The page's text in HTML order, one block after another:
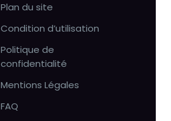
Plan du site
Condition d’utilisation
Politique de
confidentialité
Mentions Légales
FAQ